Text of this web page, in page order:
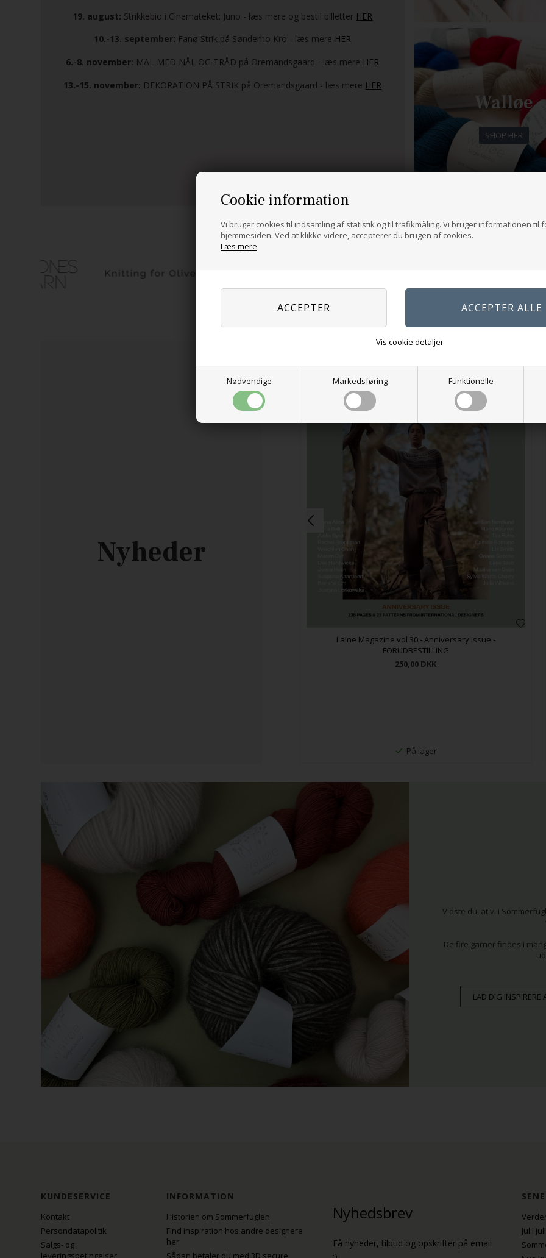
Cookie information
Vi bruger cookies til indsamling af statistik og til trafikmåling. Vi bruger informationen til
hjemmesiden. Ved at klikke videre, accepterer du brugen af cookies.
Læs mere
Nødvendige Markedsføring Funktionelle
Vis cookie detaljer
19. august: Strikkebio i Cinemateket: Juno - læs mere og bestil billetter HER
10.-13. september: Fanø Strik på Sønderho Kro - læs mere HER
6.-8. november: MAL MED NÅL OG TRÅD på Oremandsgaard - læs mere HER
13.-15. november: DEKORATION PÅ STRIK på Oremandsgaard - læs mere HER
Walløe
SHOP HER
Nyheder
Laine Magazine vol 30 - Anniversary Issue -
FORUDBESTILLING
250,00 DKK
På lager
Vidste du, at vi i
De fire garner findes i
LAD DIG INSPIRERE
KUNDESERVICE
Kontakt
Persondatapolitik
Salgs- og
leveringsbetingelser
INFORMATION
Historien om Sommerfuglen
Find inspiration hos andre designere
her
Sådan betaler du med 3D secure
Nyhedsbrev
Få nyheder, tilbud og opskrifter på email
Jul i